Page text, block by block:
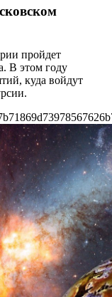
пройдет
В этом году
куда войдут